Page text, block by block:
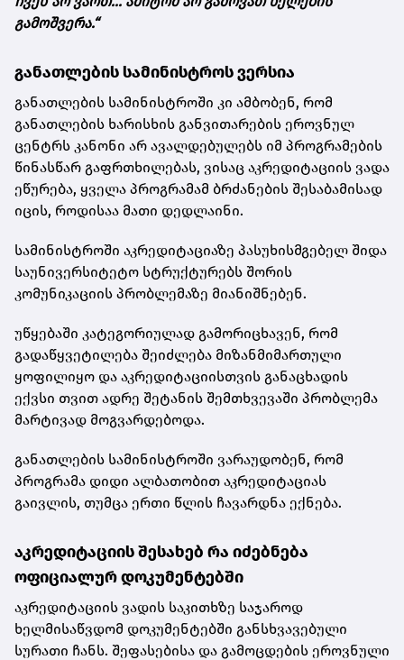
გამოშვერა.“
განათლების სამინისტროს ვერსია
განათლების სამინისტროში კი ამბობენ, რომ
განათლების ხარისხის განვითარების ეროვნულ
ცენტრს კანონი არ ავალდებულებს იმ პროგრამების
წინასწარ გაფრთხილებას, ვისაც აკრედიტაციის ვადა
ეწურება, ყველა პროგრამამ ბრძანების შესაბამისად
იცის, როდისაა მათი დედლაინი.
სამინისტროში აკრედიტაციაზე პასუხისმგებელ შიდა
საუნივერსიტეტო სტრუქტურებს შორის
კომუნიკაციის პრობლემაზე მიანიშნებენ.
უწყებაში კატეგორიულად გამორიცხავენ, რომ
გადაწყვეტილება შეიძლება მიზანმიმართული
ყოფილიყო და აკრედიტაციისთვის განაცხადის
ექვსი თვით ადრე შეტანის შემთხვევაში პრობლემა
მარტივად მოგვარდებოდა.
განათლების სამინისტროში ვარაუდობენ, რომ
პროგრამა დიდი ალბათობით აკრედიტაციას
გაივლის, თუმცა ერთი წლის ჩავარდნა ექნება.
აკრედიტაციის შესახებ რა იძებნება
ოფიციალურ დოკუმენტებში
აკრედიტაციის ვადის საკითხზე საჯაროდ
ხელმისაწვდომ დოკუმენტებში განსხვავებული
სურათი ჩანს. შეფასებისა და გამოცდების ეროვნული